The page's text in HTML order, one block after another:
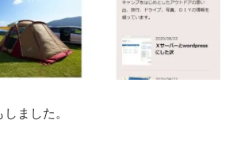
ました。